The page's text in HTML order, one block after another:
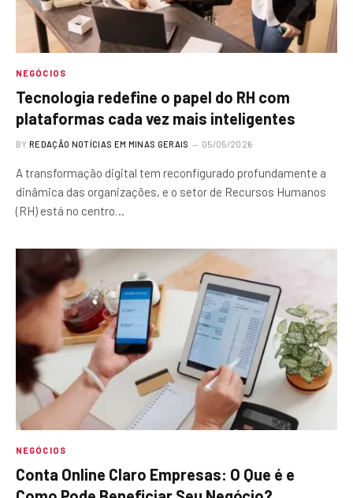
NEGÓCIOS
Tecnologia redefine o papel do RH com
plataformas cada vez mais inteligentes
BY REDAÇÃO NOTÍCIAS EM MINAS GERAIS 05/05/2026
A transformação digital tem reconfigurado profundamente a
dinâmica das organizações, e o setor de Recursos Humanos
(RH) está no centro…
NEGÓCIOS
Conta Online Claro Empresas: O Que é e